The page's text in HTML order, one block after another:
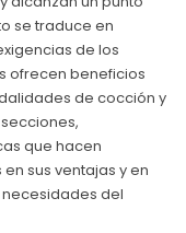
se traduce en
de los
ofrecen beneficios
de cocción y
que hacen
sus ventajas y en
del